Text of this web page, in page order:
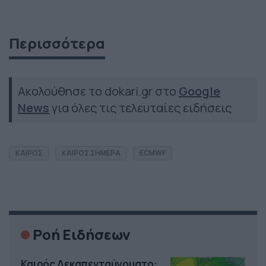
Περισσότερα
Ακολούθησε το dokari.gr στο Google
Newsγια όλες τις τελευταίες ειδήσεις
ΚΑΙΡΟΣ ΚΑΙΡΟΣ ΣΗΜΕΡΑ ECMWF
Ροή Ειδήσεων